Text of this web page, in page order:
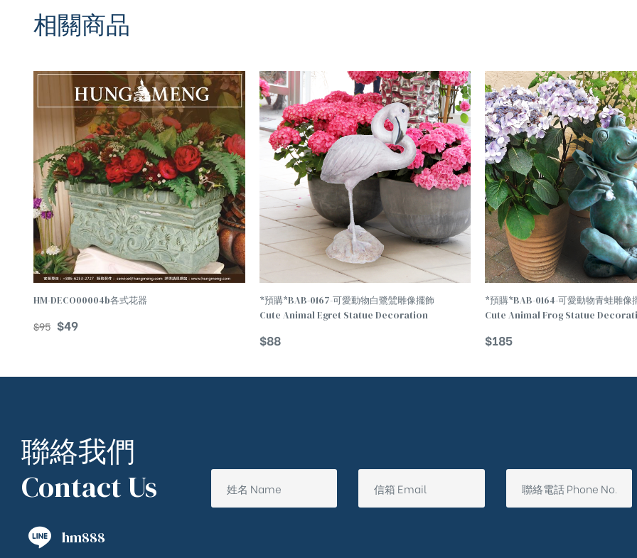
相關商品
HM-DECO00004b各式花器
$95 $49
*預購*BAB-0167-可愛動物白鷺鷥雕像擺飾
Cute Animal Egret Statue Decoration
$88
TREND
*預購*BAB-0164-可愛動物青蛙雕像
Cute Animal Frog Statue
$185
聯絡我們
Contact Us
hm888